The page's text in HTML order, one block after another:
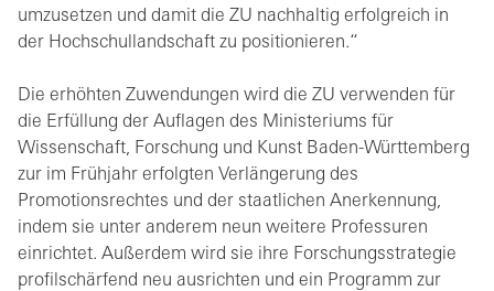
umzusetzen und damit die ZU nachhaltig erfolgreich in
der Hochschullandschaft zu positionieren.“
Die erhöhten Zuwendungen wird die ZU verwenden für
die Erfüllung der Auflagen des Ministeriums für
Wissenschaft, Forschung und Kunst Baden-Württemberg
zur im Frühjahr erfolgten Verlängerung des
Promotionsrechtes und der staatlichen Anerkennung,
indem sie unter anderem neun weitere Professuren
einrichtet. Außerdem wird sie ihre Forschungsstrategie
profilschärfend neu ausrichten und ein Programm zur